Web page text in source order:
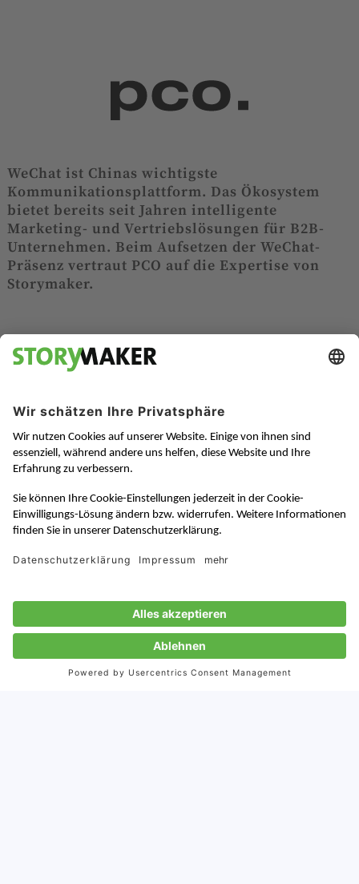
WeChat ist Chinas wichtigste
Kommunikationsplattform. Das Ökosystem
bietet bereits seit Jahren intelligente
Marketing- und Vertriebslösungen für B2B-
Unternehmen. Beim Aufsetzen der WeChat-
Präsenz vertraut PCO auf die Expertise von
Storymaker.
PCO ist ein führender Entwickler und Produzent von
weltweit in wissenschaftlichen und industriellen
Anwendungen eingesetzt. Wann immer man
faszinierende wissenschaftliche Bilder etwa von Zellen
oder Gewebe sieht, ist die Chance hoch, dass sie mit
einer Kamera von PCO aufgenommen wurden.